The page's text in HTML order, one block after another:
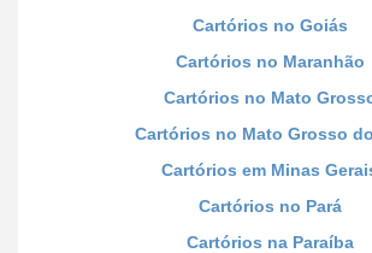
Cartórios no Goiás
Cartórios no Maranhão
Cartórios no Mato
Cartórios no Mato Grosso
Cartórios em Minas
Cartórios no Pará
Cartórios na Paraíba